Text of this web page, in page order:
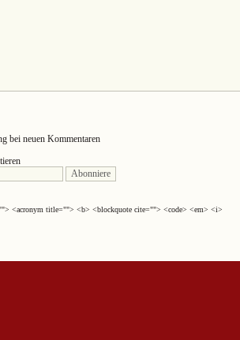
bei neuen Kommentaren
<acronym title=""> <b> <blockquote cite=""> <code> <em> <i>